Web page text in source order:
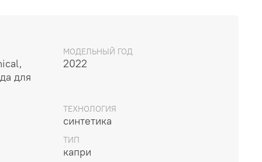
шнурком
для
МОДЕЛЬНЫЙ ГОД
2022
ТЕХНОЛОГИЯ
синтетика
ТИП
капри